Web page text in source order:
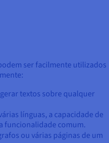
ser facilmente utilizados
textos sobre qualquer
línguas, a capacidade de
funcionalidade comum.
ou várias páginas de um